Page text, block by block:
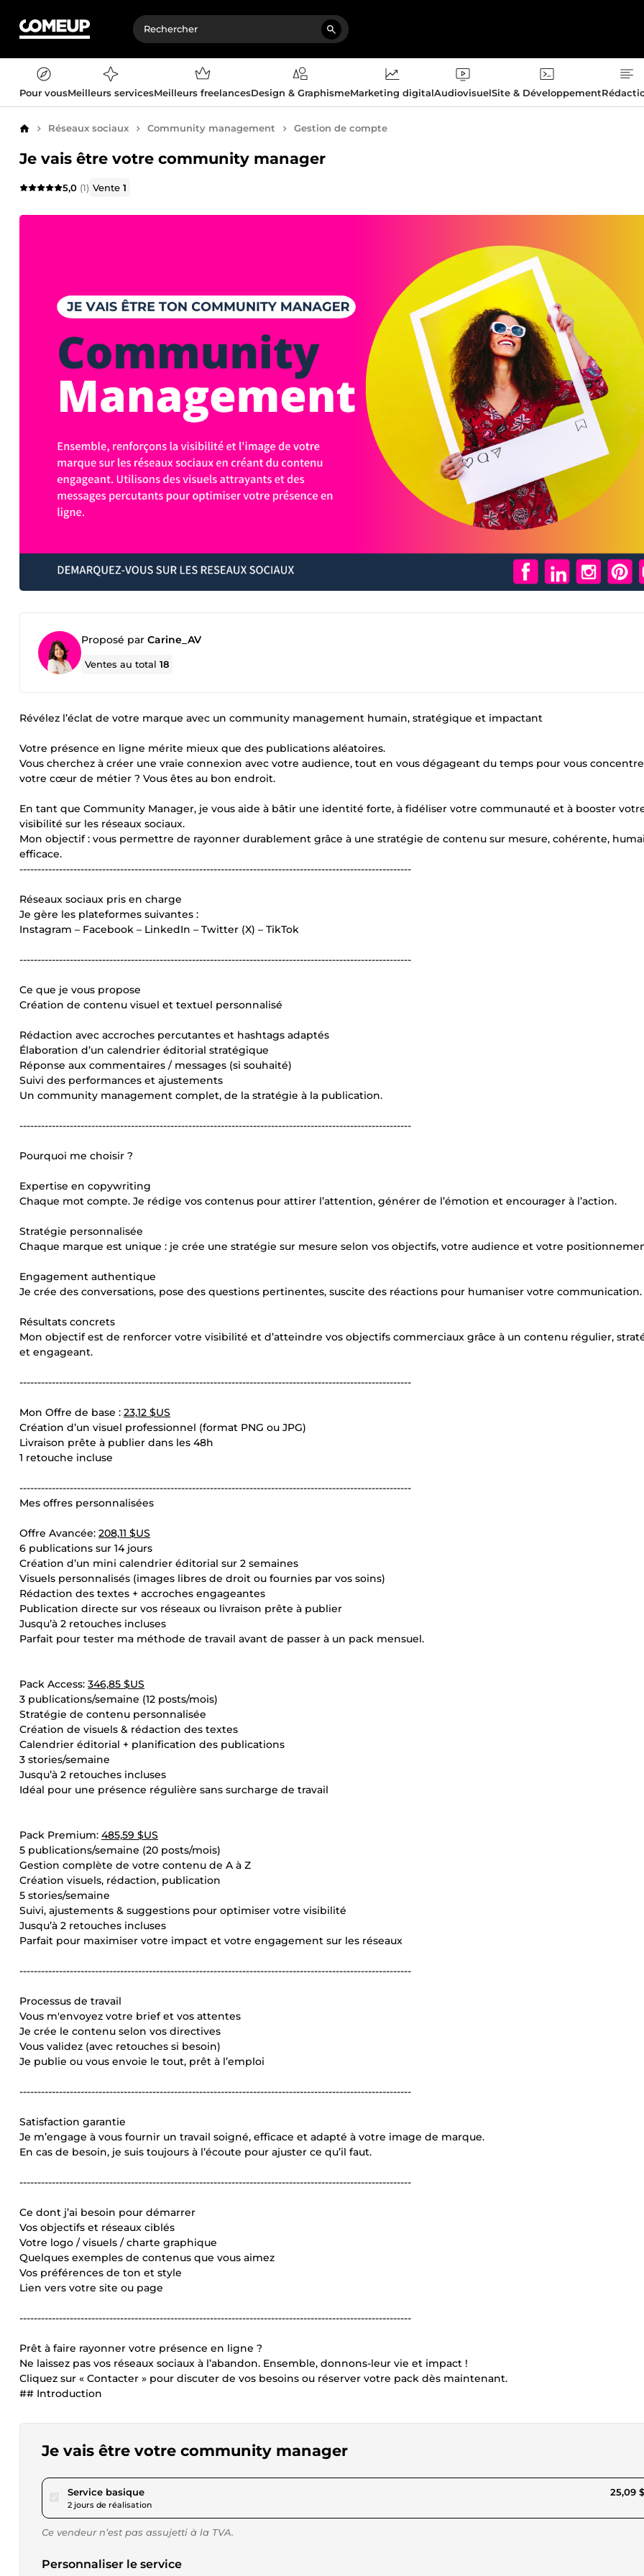
Pour vousMeilleurs servicesMeilleurs freelancesDesign & GraphismeMarketing digitalAudiovisuelSite & Développement
AccueilRéseaux sociaux Community management Gestion de compte
Je vais être votre community manager
5,0 (1) Vente1
Proposé par Carine_AV
Ventes au total18
Révélez l’éclat de votre marque avec un community management humain, stratégique et impactant
Votre présence en ligne mérite mieux que des publications aléatoires.
Vous cherchez à créer une vraie connexion avec votre audience, tout en vous dégageant du temps pour vous
votre cœur de métier ? Vous êtes au bon endroit.
En tant que Community Manager, je vous aide à bâtir une identité forte, à fidéliser votre communauté et à booster
visibilité sur les réseaux sociaux.
Mon objectif : vous permettre de rayonner durablement grâce à une stratégie de contenu sur mesure, cohérente,
efficace.
-------------------------------------------------------------------------------------------------------------
Réseaux sociaux pris en charge
Je gère les plateformes suivantes :
Instagram – Facebook – LinkedIn – Twitter (X) – TikTok
-------------------------------------------------------------------------------------------------------------
Ce que je vous propose
Création de contenu visuel et textuel personnalisé
Rédaction avec accroches percutantes et hashtags adaptés
Élaboration d’un calendrier éditorial stratégique
Réponse aux commentaires / messages (si souhaité)
Suivi des performances et ajustements
Un community management complet, de la stratégie à la publication.
-------------------------------------------------------------------------------------------------------------
Pourquoi me choisir ?
Expertise en copywriting
Chaque mot compte. Je rédige vos contenus pour attirer l’attention, générer de l’émotion et encourager à l’action.
Stratégie personnalisée
Chaque marque est unique : je crée une stratégie sur mesure selon vos objectifs, votre audience et votre
Engagement authentique
Je crée des conversations, pose des questions pertinentes, suscite des réactions pour humaniser votre communication.
Résultats concrets
Mon objectif est de renforcer votre visibilité et d’atteindre vos objectifs commerciaux grâce à un contenu régulier,
et engageant.
-------------------------------------------------------------------------------------------------------------
Mon Offre de base : 23,12 $US
Création d’un visuel professionnel (format PNG ou JPG)
Livraison prête à publier dans les 48h
1 retouche incluse
-------------------------------------------------------------------------------------------------------------
Mes offres personnalisées
Offre Avancée: 208,11 $US
6 publications sur 14 jours
Création d’un mini calendrier éditorial sur 2 semaines
Visuels personnalisés (images libres de droit ou fournies par vos soins)
Rédaction des textes + accroches engageantes
Publication directe sur vos réseaux ou livraison prête à publier
Jusqu’à 2 retouches incluses
Parfait pour tester ma méthode de travail avant de passer à un pack mensuel.
Pack Access: 346,85 $US
3 publications/semaine (12 posts/mois)
Stratégie de contenu personnalisée
Création de visuels & rédaction des textes
Calendrier éditorial + planification des publications
3 stories/semaine
Jusqu’à 2 retouches incluses
Idéal pour une présence régulière sans surcharge de travail
Pack Premium: 485,59 $US
5 publications/semaine (20 posts/mois)
Gestion complète de votre contenu de A à Z
Création visuels, rédaction, publication
5 stories/semaine
Suivi, ajustements & suggestions pour optimiser votre visibilité
Jusqu’à 2 retouches incluses
Parfait pour maximiser votre impact et votre engagement sur les réseaux
-------------------------------------------------------------------------------------------------------------
Processus de travail
Vous m'envoyez votre brief et vos attentes
Je crée le contenu selon vos directives
Vous validez (avec retouches si besoin)
Je publie ou vous envoie le tout, prêt à l’emploi
-------------------------------------------------------------------------------------------------------------
Satisfaction garantie
Je m’engage à vous fournir un travail soigné, efficace et adapté à votre image de marque.
En cas de besoin, je suis toujours à l’écoute pour ajuster ce qu’il faut.
-------------------------------------------------------------------------------------------------------------
Ce dont j’ai besoin pour démarrer
Vos objectifs et réseaux ciblés
Votre logo / visuels / charte graphique
Quelques exemples de contenus que vous aimez
Vos préférences de ton et style
Lien vers votre site ou page
-------------------------------------------------------------------------------------------------------------
Prêt à faire rayonner votre présence en ligne ?
Ne laissez pas vos réseaux sociaux à l’abandon. Ensemble, donnons-leur vie et impact !
Cliquez sur « Contacter » pour discuter de vos besoins ou réserver votre pack dès maintenant.
## Introduction
Je vais être votre community manager
Service basiquepour 23,12 $US
2 jours de réalisation
25,09
Ce vendeur n’est pas assujetti à la TVA.
Personnaliser le service